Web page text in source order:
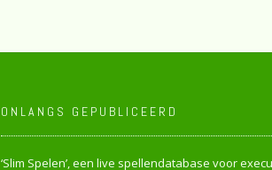
ONLANGS GEPUBLICEERD
‘Slim Spelen’, een live spellendatabase voor